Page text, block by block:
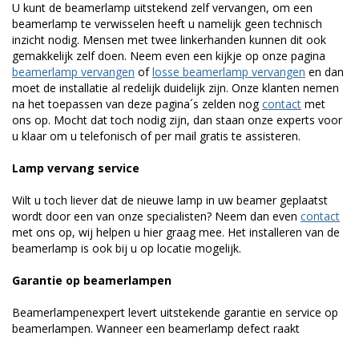
U kunt de beamerlamp uitstekend zelf vervangen, om een
beamerlamp te verwisselen heeft u namelijk geen technisch
inzicht nodig. Mensen met twee linkerhanden kunnen dit ook
gemakkelijk zelf doen. Neem even een kijkje op onze pagina
beamerlamp vervangen oflosse beamerlamp vervangen en dan
moet de installatie al redelijk duidelijk zijn. Onze klanten nemen
na het toepassen van deze pagina´s zelden nogcontact met
ons op. Mocht dat toch nodig zijn, dan staan onze experts voor
u klaar om u telefonisch of per mail gratis te assisteren.
Lamp vervang service
Wilt u toch liever dat de nieuwe lamp in uw beamer geplaatst
wordt door een van onze specialisten? Neem dan even contact
met ons op, wij helpen u hier graag mee. Het installeren van de
beamerlamp is ook bij u op locatie mogelijk.
Garantie op beamerlampen
Beamerlampenexpert levert uitstekende garantie en service op
beamerlampen. Wanneer een beamerlamp defect raakt